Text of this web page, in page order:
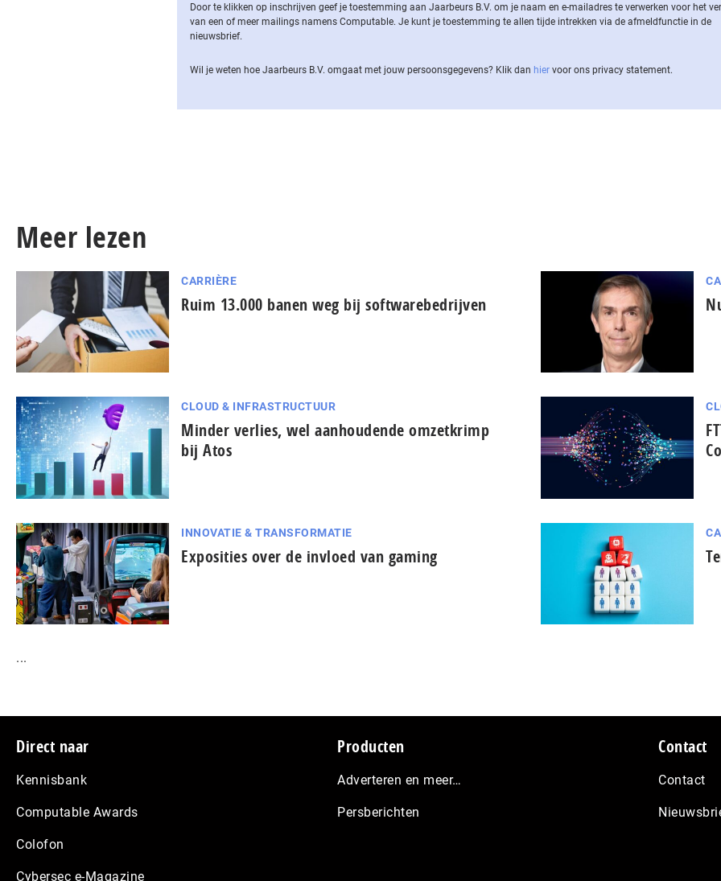
Door te klikken op inschrijven geef je toestemming aan Jaarbeurs B.V. om je naam en e-mailadres te verwerken voor het
van een of meer mailings namens Computable. Je kunt je toestemming te allen tijde intrekken via de af­meld­func­tie in de
nieuwsbrief.
Wil je weten hoe Jaarbeurs B.V. omgaat met jouw per­soons­ge­ge­vens? Klik dan hier voor ons privacy statement.
Meer lezen
CARRIÈRE
Ruim 13.000 banen weg bij softwarebedrijven
CLOUD & INFRASTRUCTUUR
Minder verlies, wel aanhoudende omzetkrimp
bij Atos
INNOVATIE & TRANSFORMATIE
Exposities over de invloed van gaming
...
Footer
Direct naar
Kennisbank
Computable Awards
Colofon
Cybersec e-Magazine
Producten
Adverteren en meer…
Persberichten
Contact
Contact